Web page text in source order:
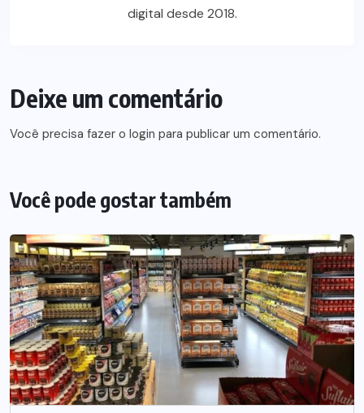
digital desde 2018.
Deixe um comentário
Você precisa fazer o login para publicar um comentário.
Você pode gostar também